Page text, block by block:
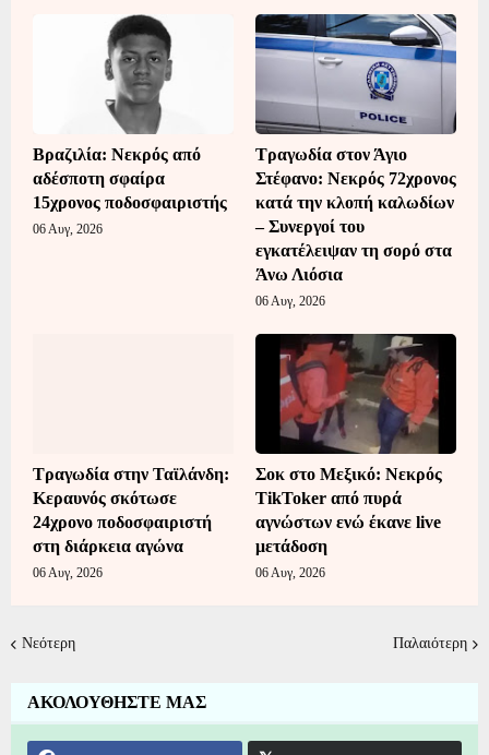
Βραζιλία: Νεκρός από
αδέσποτη σφαίρα
15χρονος ποδοσφαιριστής
06 Αυγ, 2026
Τραγωδία στον Άγιο
Στέφανο: Νεκρός 72χρονος
κατά την κλοπή καλωδίων
– Συνεργοί του
εγκατέλειψαν τη σορό στα
Άνω Λιόσια
06 Αυγ, 2026
Τραγωδία στην Ταϊλάνδη:
Κεραυνός σκότωσε
24χρονο ποδοσφαιριστή
στη διάρκεια αγώνα
06 Αυγ, 2026
Σοκ στο Μεξικό: Νεκρός
TikToker από πυρά
αγνώστων ενώ έκανε live
μετάδοση
06 Αυγ, 2026
Νεότερη Παλαιότερη
ΑΚΟΛΟΥΘΗΣΤΕ ΜΑΣ